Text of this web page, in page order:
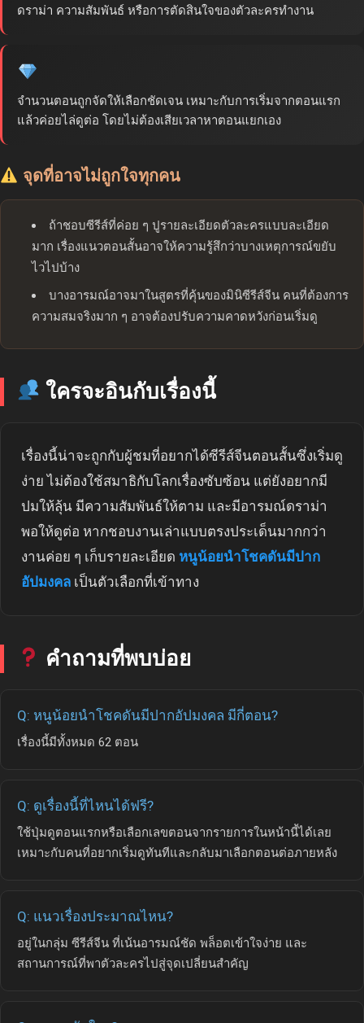
ดราม่า ความสัมพันธ์ หรือการตัดสินใจของตัวละครทำงาน
จำนวนตอนถูกจัดให้เลือกชัดเจน เหมาะกับการเริ่มจากตอนแรก
แล้วค่อยไล่ดูต่อ โดยไม่ต้องเสียเวลาหาตอนแยกเอง
จุดที่อาจไม่ถูกใจทุกคน
ถ้าชอบซีรีส์ที่ค่อย ๆ ปูรายละเอียดตัวละครแบบละเอียด
มาก เรื่องแนวตอนสั้นอาจให้ความรู้สึกว่าบางเหตุการณ์ขยับ
ไวไปบ้าง
บางอารมณ์อาจมาในสูตรที่คุ้นของมินิซีรีส์จีน คนที่ต้องการ
ความสมจริงมาก ๆ อาจต้องปรับความคาดหวังก่อนเริ่มดู
ใครจะอินกับเรื่องนี้
เรื่องนี้น่าจะถูกกับผู้ชมที่อยากได้ซีรีส์จีนตอนสั้นซึ่งเริ่มดู
ง่าย ไม่ต้องใช้สมาธิกับโลกเรื่องซับซ้อน แต่ยังอยากมี
ปมให้ลุ้น มีความสัมพันธ์ให้ตาม และมีอารมณ์ดราม่า
พอให้ดูต่อ หากชอบงานเล่าแบบตรงประเด็นมากกว่า
งานค่อย ๆ เก็บรายละเอียด หนูน้อยนำโชคดันมีปาก
อัปมงคล เป็นตัวเลือกที่เข้าทาง
คำถามที่พบบ่อย
Q: หนูน้อยนำโชคดันมีปากอัปมงคล มีกี่ตอน?
เรื่องนี้มีทั้งหมด 62 ตอน
Q: ดูเรื่องนี้ที่ไหนได้ฟรี?
ใช้ปุ่มดูตอนแรกหรือเลือกเลขตอนจากรายการในหน้านี้ได้เลย
เหมาะกับคนที่อยากเริ่มดูทันทีและกลับมาเลือกตอนต่อภายหลัง
Q: แนวเรื่องประมาณไหน?
อยู่ในกลุ่ม ซีรีส์จีน ที่เน้นอารมณ์ชัด พล็อตเข้าใจง่าย และ
สถานการณ์ที่พาตัวละครไปสู่จุดเปลี่ยนสำคัญ